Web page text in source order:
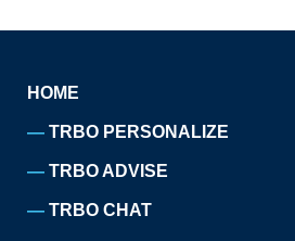
HOME
TRBO PERSONALIZE
TRBO ADVISE
TRBO CHAT